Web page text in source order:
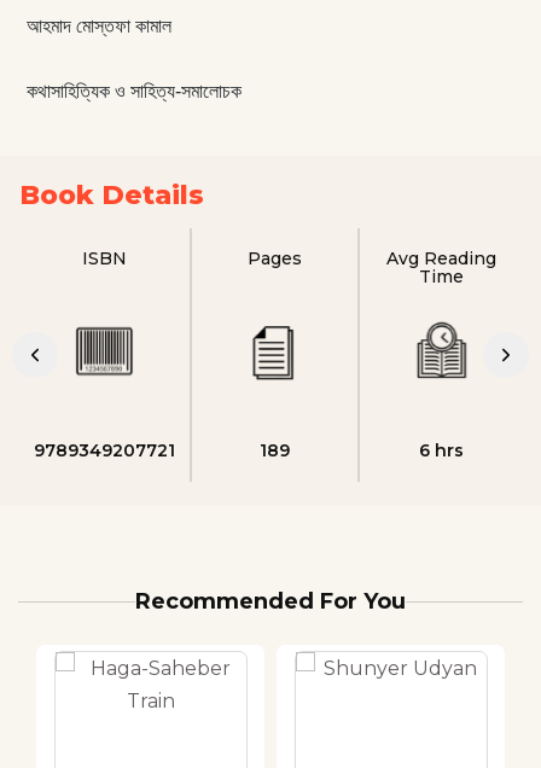
আহমাদ মোস্তফা কামাল
কথাসাহিত্যিক ও সাহিত্য-সমালোচক
Book Details
ISBN
9789349207721
Pages
189
Avg Reading
Time
6 hrs
Recommended For You